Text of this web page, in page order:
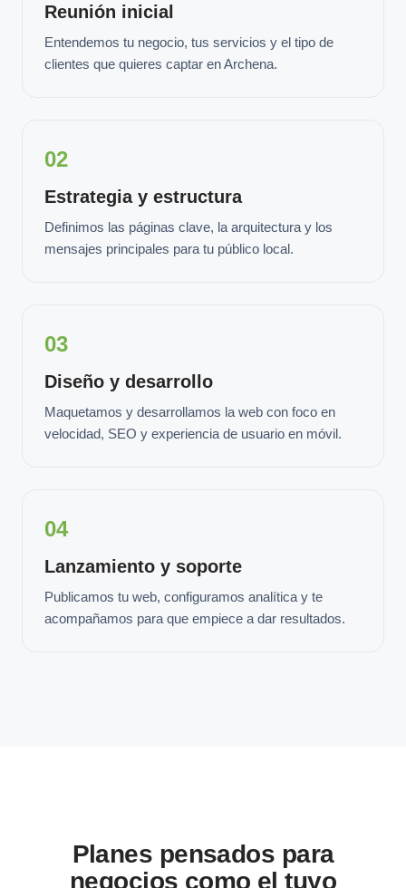
Reunión inicial
Entendemos tu negocio, tus servicios y el tipo de
clientes que quieres captar en Archena.
02
Estrategia y estructura
Definimos las páginas clave, la arquitectura y los
mensajes principales para tu público local.
03
Diseño y desarrollo
Maquetamos y desarrollamos la web con foco en
velocidad, SEO y experiencia de usuario en móvil.
04
Lanzamiento y soporte
Publicamos tu web, configuramos analítica y te
acompañamos para que empiece a dar resultados.
Planes pensados para
negocios como el tuyo